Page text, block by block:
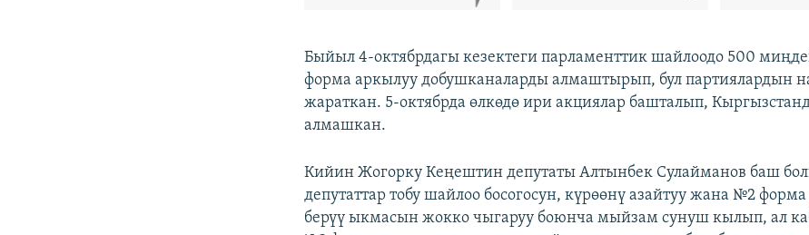
Быйыл 4-октябрдагы кезектеги парламенттик шайлоодо 500
форма аркылуу добушканаларды алмаштырып, бул партиялардын
жараткан. 5-октябрда өлкөдө ири акциялар башталып,
алмашкан.
Кийин Жогорку Кеңештин депутаты Алтынбек Сулайманов баш
депутаттар тобу шайлоо босогосун, күрөөнү азайтуу жана №2
берүү ыкмасын жокко чыгаруу боюнча мыйзам сунуш кылып, ал